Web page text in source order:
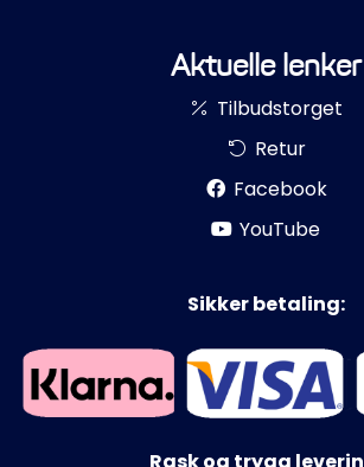
Aktuelle lenker
Tilbudstorget
Retur
Facebook
YouTube
Sikker betaling: